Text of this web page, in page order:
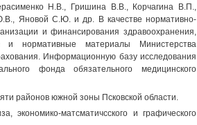
Н.В., Гришина В.В., Корчагина В.П.,
Яновой С.Ю. и др. В качестве нормативно-
и финансирования здравоохранения,
и нормативные материалы Министерства
Информационную базу исследования
фонда обязательного медицинского
районов южной зоны Псковской области.
экономико-матсматичсского и графического